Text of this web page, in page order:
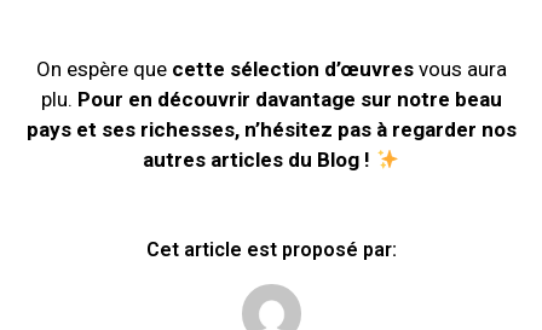
On espère que cette sélection d’œuvresvous aura
plu. Pour en découvrir davantage sur notre beau
pays et ses richesses, n’hésitez pas à regarder nos
autres articles du Blog !
Cet article est proposé par: